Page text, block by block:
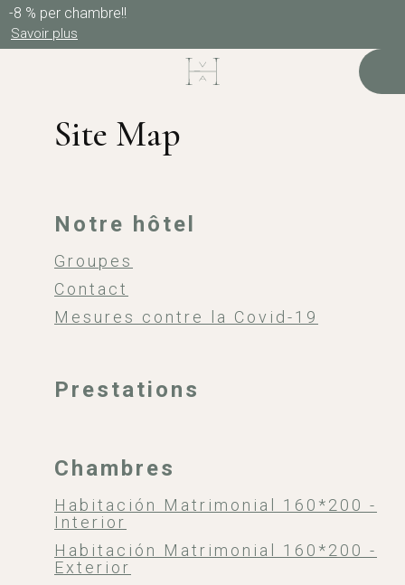
-8 % per chambre!!
Savoir plus
Site Map
Notre hôtel
Groupes
Contact
Mesures contre la Covid-19
Prestations
Chambres
Habitación Matrimonial 160*200 -
Interior
Habitación Matrimonial 160*200 -
Exterior